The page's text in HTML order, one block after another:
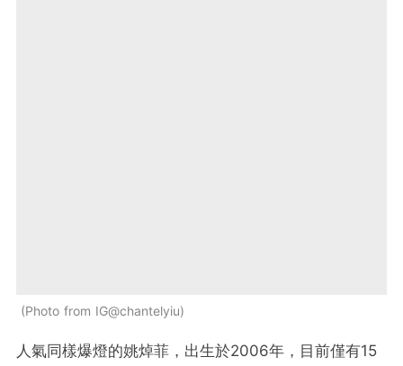
Photo from IG@chantelyiu
人氣同樣爆燈的姚焯菲，出生於2006年，目前僅有15